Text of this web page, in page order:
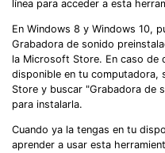
línea para acceder a esta
En Windows 8 y Windows 10,
Grabadora de sonido
la Microsoft Store. En caso de
disponible en tu computadora,
Store y buscar "Grabadora de
para instalarla.
Cuando ya la tengas en tu
aprender a usar esta